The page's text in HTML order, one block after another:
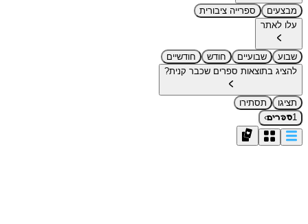
מבצעים
ספרייה ציבורית
עלו לאתר
שבוע שבועיים חודש
חודשיים
להציג בתוצאות ספרים שכבר קנית?
תציגו
תסתירו
1ספרים›